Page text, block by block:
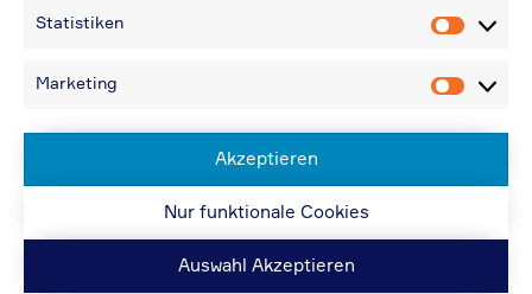
Statistiken
Marketing
Akzeptieren
Nur funktionale Cookies
Auswahl Akzeptieren
Bei Rückfragen können Sie uns über die E-
Bei Angabe von USt-IdNr und Bestellungen
| Website: ORIS